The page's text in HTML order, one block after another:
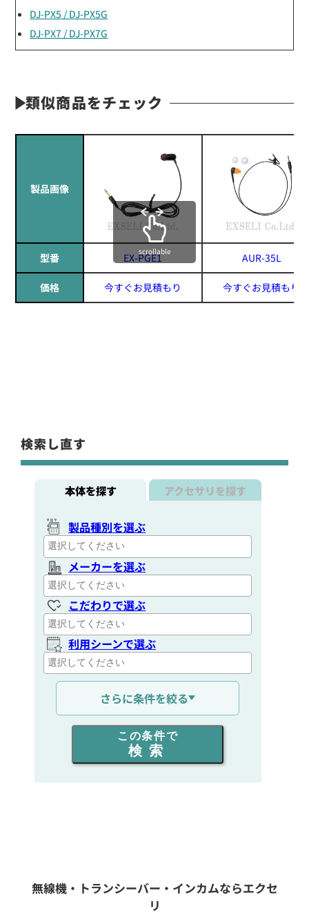
DJ-PX5 / DJ-PX5G
DJ-PX7 / DJ-PX7G
類似商品をチェック
製品画像
型番 EX-PGE1 AUR-35L
価格 今すぐお見積もり 今すぐお見積もり
scrollable
検索し直す
本体を探す アクセサリを探す
製品種別を選ぶ
メーカーを選ぶ
こだわりで選ぶ
利用シーンで選ぶ
通信距離を選ぶ
出力を選ぶ
同時通話人数を選ぶ
フリーワード入力(製品名等)
さらに条件を絞る
この条件で
検索
無線機・トランシーバー・インカムならエクセ
リ